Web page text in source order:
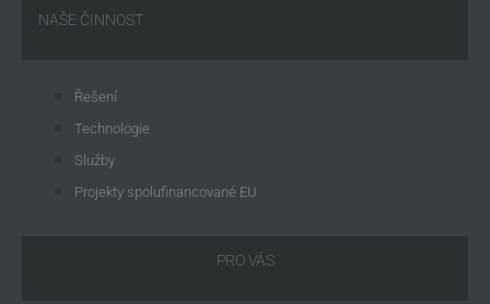
NAŠE ČINNOST
Řešení
Technologie
Služby
Projekty spolufinancované EU
PRO VÁS